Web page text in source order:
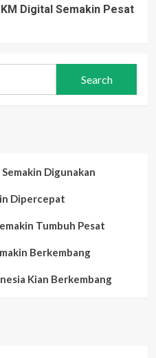
Digital Semakin Pesat
Digunakan
Dipercepat
Tumbuh Pesat
Berkembang
Kian Berkembang